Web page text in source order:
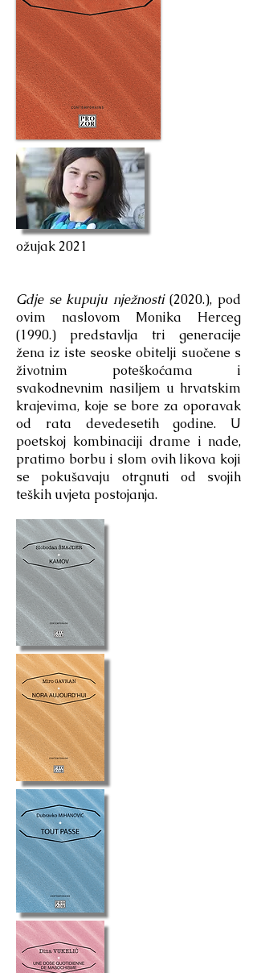
ožujak 2021
Gdje se kupuju nježnosti(2020.), pod
ovim naslovom Monika Herceg
(1990.) predstavlja tri generacije
žena iz iste seoske obitelji suočene s
životnim poteškoćama i
svakodnevnim nasiljem u hrvatskim
krajevima, koje se bore za oporavak
od rata devedesetih godine. U
poetskoj kombinaciji drame i nade,
pratimo borbu i slom ovih likova koji
se pokušavaju otrgnuti od svojih
teških uvjeta postojanja.